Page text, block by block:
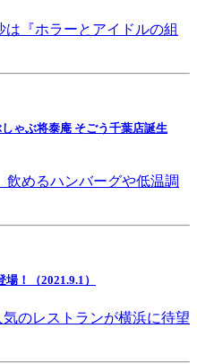
『ホラーとアイドルの組
ゃぶ将泰庵 そごう千葉店誕生
飲めるハンバーグや低温調
！（2021.9.1）
のレストランが横浜に待望